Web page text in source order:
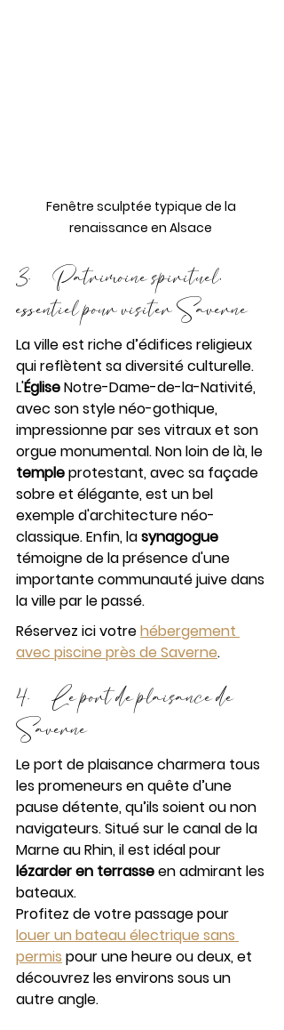
Fenêtre sculptée typique de la
renaissance en Alsace
3.     Patrimoine spirituel,
essentiel pour visiter Saverne
La ville est riche d’édifices religieux
qui reflètent sa diversité culturelle.
L'Église Notre-Dame-de-la-Nativité,
avec son style néo-gothique,
impressionne par ses vitraux et son
orgue monumental. Non loin de là, le
temple protestant, avec sa façade
sobre et élégante, est un bel
exemple d'architecture néo-
classique. Enfin, la synagogue
témoigne de la présence d'une
importante communauté juive dans
la ville par le passé.
Réservez ici votre hébergement
avec piscine près de Saverne.
4.     Le port de plaisance de
Saverne
Le port de plaisance charmera tous
les promeneurs en quête d’une
pause détente, qu’ils soient ou non
navigateurs. Situé sur le canal de la
Marne au Rhin, il est idéal pour
lézarder en terrasse en admirant les
bateaux.
Profitez de votre passage pour
louer un bateau électrique sans
permis pour une heure ou deux, et
découvrez les environs sous un
autre angle.